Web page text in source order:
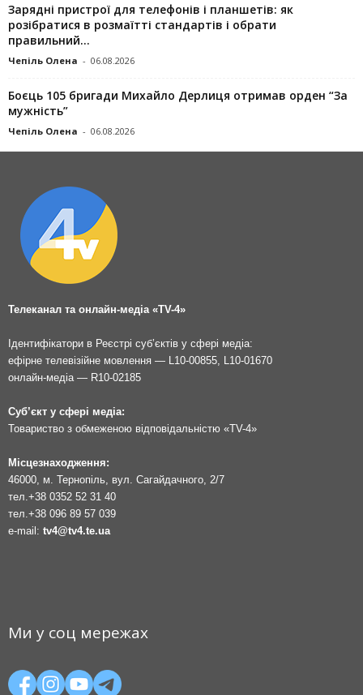
Зарядні пристрої для телефонів і планшетів: як
розібратися в розмаїтті стандартів і обрати
правильний...
Чепіль Олена - 06.08.2026
Боєць 105 бригади Михайло Дерлиця отримав орден “За
мужність”
Чепіль Олена - 06.08.2026
Телеканал та онлайн-медіа «TV-4»
Ідентифікатори в Реєстрі суб’єктів у сфері медіа:
ефірне телевізійне мовлення — L10-00855, L10-01670
онлайн-медіа — R10-02185
Суб’єкт у сфері медіа:
Товариство з обмеженою відповідальністю «TV-4»
Місцезнаходження:
46000, м. Тернопіль, вул. Сагайдачного, 2/7
тел. +38 0352 52 31 40
тел. +38 096 89 57 039
e-mail: tv4@tv4.te.ua
Ми у соц мережах